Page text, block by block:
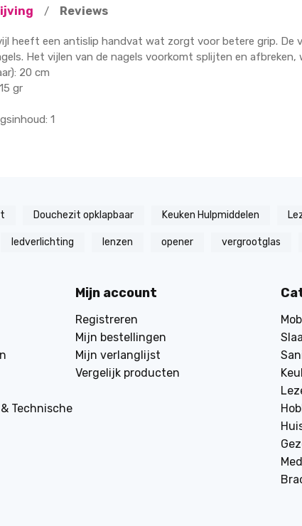
/ Reviews
heeft een antislip handvat wat zorgt voor betere grip. De
Het vijlen van de nagels voorkomt splijten en
20 cm
gr
1
Douchezit opklapbaar Keuken Hulpmiddelen
ledverlichting lenzen opener vergrootglas
Technische
Mijn account
Registreren
Mijn bestellingen
Mijn verlanglijst
Vergelijk producten